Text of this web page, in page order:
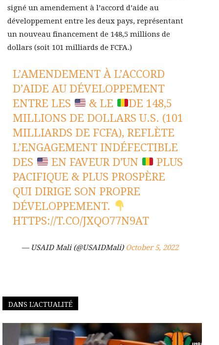
signé un amendement à l’accord d’aide au
développement entre les deux pays, représentant
un nouveau financement de 148,5 millions de
dollars (soit 101 milliards de FCFA.)
L’AMENDEMENT À L’ACCORD
D’AIDE AU DÉVELOPPEMENT
ENTRE LES
& LE
DE 148,5
MILLIONS DE DOLLARS U.S. (101
MILLIARDS DE FCFA), REFLÈTE
L’ENGAGEMENT INDÉFECTIBLE
DES
EN FAVEUR D’UN
PLUS
PACIFIQUE & PLUS PROSPÈRE
QUI DIRIGE SON PROPRE
DÉVELOPPEMENT.
HTTPS://T.CO/JXQO77N9AT
— USAID Mali (@USAIDMali) October 5, 2022
DANS L'ACTUALITÉ